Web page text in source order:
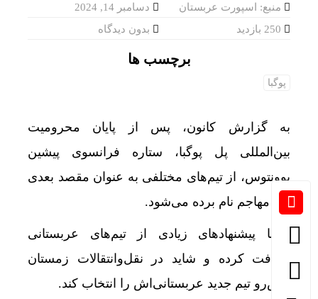
روسیه: هیچ مناقشه‌ای بین سازمان پیمان امنیت
منبع: اسپورت عربستان
دسامبر 14, 2024
بدون دیدگاه
برچسب ها
پوگبا
به گزارش کانون، پس از پایان محرومیت
بین‌المللی پل پوگبا، ستاره فرانسوی پیشین
یوونتوس، از تیم‌های مختلفی به عنوان مقصد بعدی
این مهاجم نام برده می‌شود.
پوگبا پیشنهادهای زیادی از تیم‌های عربستانی
دریافت کرده و شاید در نقل‌وانتقالات زمستان
پیش‌رو تیم جدید عربستانی‌اش را انتخاب کند.